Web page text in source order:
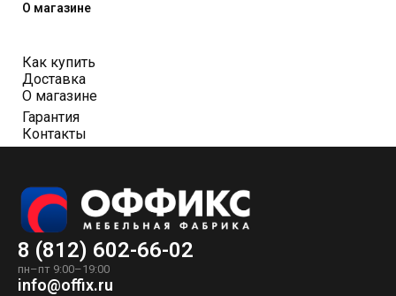
О магазине
Как купить
Доставка
О магазине
Гарантия
Контакты
8 (812) 602-66-02
пн–пт 9:00–19:00
info@offix.ru